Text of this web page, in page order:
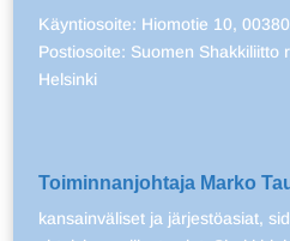
Käyntiosoite: Hiomotie 10,
Postiosoite: Suomen Shakkiliitto
Helsinki
Toiminnanjohtaja Marko
kansainväliset ja järjestöasiat,